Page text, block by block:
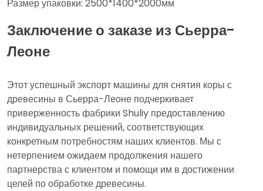
Размер упаковки: 2500*1400*2000мм
Заключение о заказе из Сьерра-
Леоне
Этот успешный экспорт машины для снятия коры с
древесины в Сьерра-Леоне подчеркивает
приверженность фабрики Shuliy предоставлению
индивидуальных решений, соответствующих
конкретным потребностям наших клиентов. Мы с
нетерпением ожидаем продолжения нашего
партнерства с клиентом и помощи им в достижении
целей по обработке древесины.